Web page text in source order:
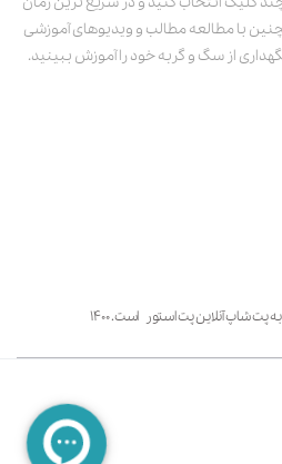
با مطالعه مطالب و ویدیوهای آموزشی
از سگ و گربه خود را آموزش ببینید.
شاپ آنلاین پت استور است. ۱۴۰۰